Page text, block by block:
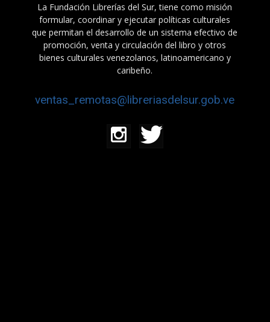
La Fundación Librerías del Sur, tiene como misión
formular, coordinar y ejecutar políticas culturales
que permitan el desarrollo de un sistema efectivo de
promoción, venta y circulación del libro y otros
bienes culturales venezolanos, latinoamericano y
caribeño.
ventas_remotas@libreriasdelsur.gob.ve